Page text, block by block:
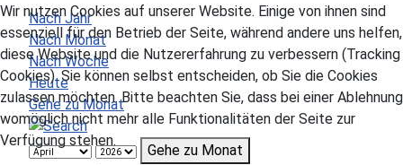
Nach Jahr
Nach Monat
Nach Woche
Heute
Gehe zu Monat
Gehe zu Monat
Wir nutzen Cookies auf unserer Website. Einige von ihnen sind
essenziell für den Betrieb der Seite, während andere uns helfen,
diese Website und die Nutzererfahrung zu verbessern (Tracking
Cookies). Sie können selbst entscheiden, ob Sie die Cookies
zulassen möchten. Bitte beachten Sie, dass bei einer Ablehnung
womöglich nicht mehr alle Funktionalitäten der Seite zur
Verfügung stehen.